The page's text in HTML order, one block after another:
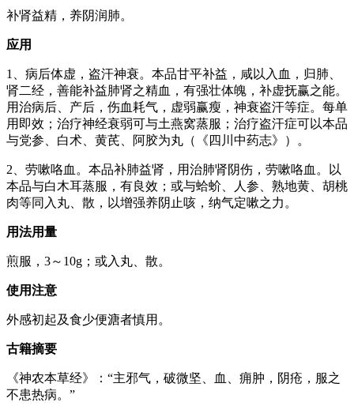
补肾益精，养阴润肺。
应用
1、病后体虚，盗汗神衰。本品甘平补益，咸以入血，归肺、
肾二经，善能补益肺肾之精血，有强壮体魄，补虚抚赢之能。
用治病后、产后，伤血耗气，虚弱赢瘦，神衰盗汗等症。每单
用即效；治疗神经衰弱可与土燕窝蒸服；治疗盗汗症可以本品
与党参、白术、黄芪、阿胶为丸（《四川中药志》）。
2、劳嗽咯血。本品补肺益肾，用治肺肾阴伤，劳嗽咯血。以
本品与白木耳蒸服，有良效；或与蛤蚧、人参、熟地黄、胡桃
肉等同入丸、散，以增强养阴止咳，纳气定嗽之力。
用法用量
煎服，3～10g；或入丸、散。
使用注意
外感初起及食少便溏者慎用。
古籍摘要
《神农本草经》：“主邪气，破微坚、血、痈肿，阴疮，服之
不患热病。”